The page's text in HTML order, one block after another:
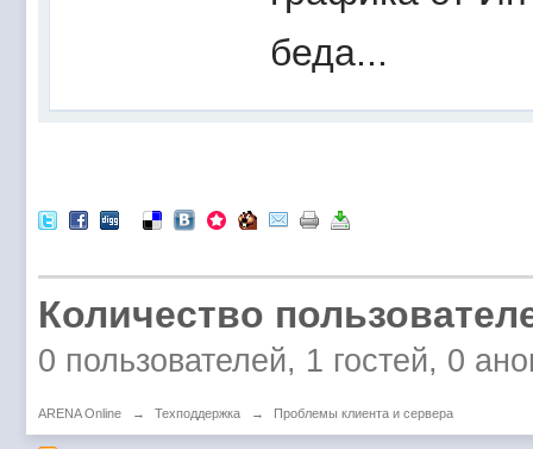
беда...
Количество
0 пользователей, 1 гостей, 0
ARENA Online → Техподдержка → Проблемы клиента и сервера